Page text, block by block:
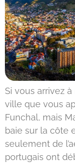
Si vous arrivez
ville que vous
Funchal, mais
baie sur la côte
seulement de
portugais ont